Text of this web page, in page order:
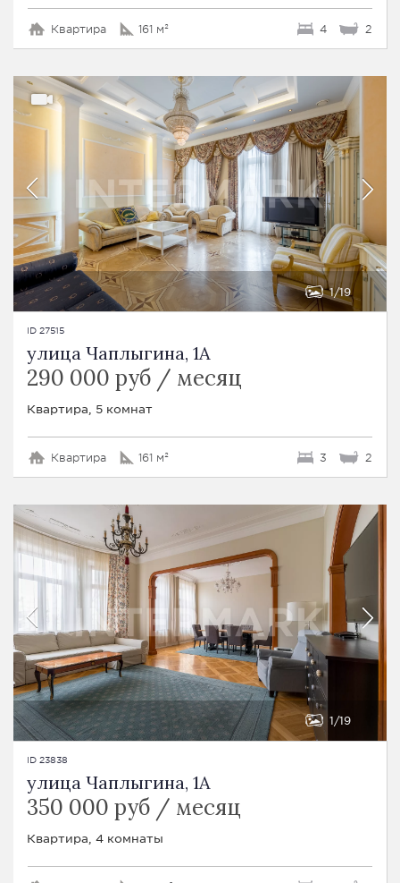
Квартира 161 м² 4 2
1 19
ID 27515
улица Чаплыгина, 1A
290 000 руб / месяц
Квартира, 5 комнат
Квартира 161 м² 3 2
1 19
ID 23838
улица Чаплыгина, 1A
350 000 руб / месяц
Квартира, 4 комнаты